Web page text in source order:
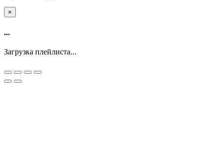
×
...
Загрузка плейлиста...